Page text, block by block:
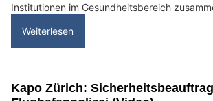
Institutionen im Gesundheitsbereich
Weiterlesen
Kapo Zürich: